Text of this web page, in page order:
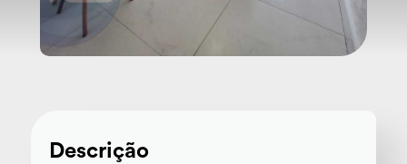
Descrição